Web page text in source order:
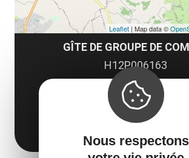
GÎTE DE GROUPE DE
H12P006163
Combes
12500 Saint-Côme-d'Olt
Obtenir l'itinéraire
Leaflet | Map data ©
Nous respectons